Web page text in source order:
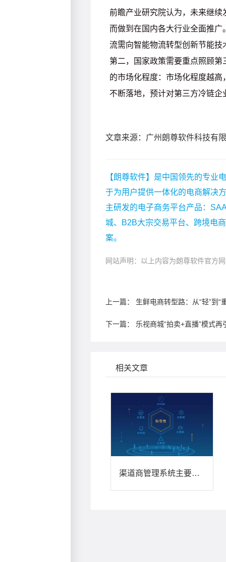
文章来源：广州朗尊软件科技有
【朗尊软件】是中国领先的专业
于为用户提供一体化的电商解决
主研发的电子商务平台产品：
城、B2B大宗交易平台、跨境电
案。
网站声明：以上内容为朗尊软件官方
上一篇： 生鲜电商转型路：从“轻”到“
下一篇： 乐视商城“拍卖+直播”模式
相关文章
渠道商管理系统主要有几个板块组成?